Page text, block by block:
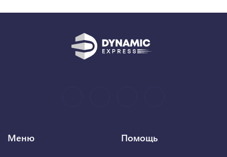
Меню Помощь